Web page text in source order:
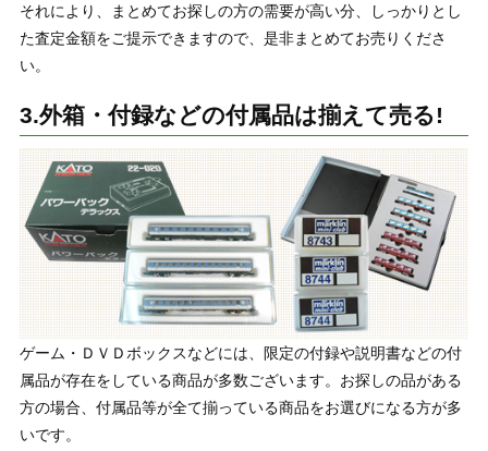
それにより、まとめてお探しの方の需要が高い分、しっかりとし
た査定金額をご提示できますので、是非まとめてお売りくださ
い。
3.外箱・付録などの付属品は揃えて売る!
ゲーム・ＤＶＤボックスなどには、限定の付録や説明書などの付
属品が存在をしている商品が多数ございます。お探しの品がある
方の場合、付属品等が全て揃っている商品をお選びになる方が多
いです。